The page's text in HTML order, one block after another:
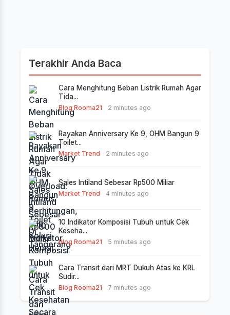
Terakhir Anda Baca
Cara Menghitung Beban Listrik Rumah Agar
Tida...
Blog Rooma21 2 minutes ago
Rayakan Anniversary Ke 9, OHM Bangun 9
Toilet...
Market Trend 2 minutes ago
Sales Intiland Sebesar Rp500 Miliar
Market Trend 4 minutes ago
10 Indikator Komposisi Tubuh untuk Cek
Keseha...
Blog Rooma21 5 minutes ago
Cara Transit dari MRT Dukuh Atas ke KRL
Sudir...
Blog Rooma21 7 minutes ago